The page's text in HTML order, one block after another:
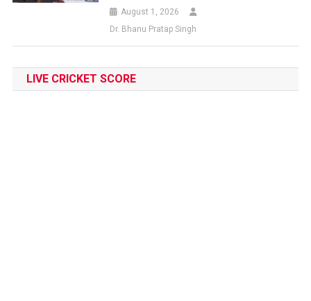
August 1, 2026
Dr. Bhanu Pratap Singh
LIVE CRICKET SCORE